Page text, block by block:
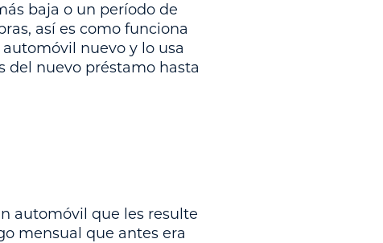
baja o un período de
así es como funciona
nuevo y lo usa
del nuevo préstamo hasta
automóvil que les resulte
mensual que antes era